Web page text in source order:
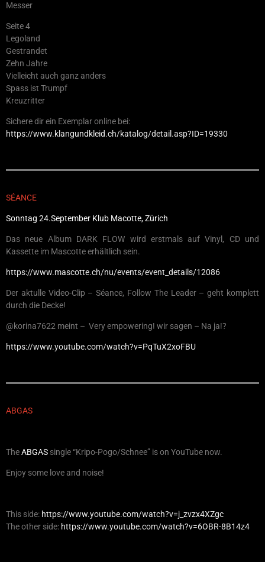
Messer
Seite 4
Legoland
Gestrandet
Zehn Jahre
Vielleicht auch ganz anders
Spass ist Trumpf
Kreuzritter
Sichere dir ein Exemplar online bei:
https://www.klangundkleid.ch/katalog/detail.asp?ID=19330
SÉANCE
Sonntag 24.September Klub Macotte, Zürich
Das neue Album DARK FLOW wird erstmals auf Vinyl, CD und
Kassette im Mascotte erhältlich sein.
https://www.mascotte.ch/nu/events/event_details/12086
Der aktulle Video-Clip – Séance, Follow The Leader – geht komplett
durch die Decke!
@korina7622 meint – Very empowering! wir sagen – Na ja!?
https://www.youtube.com/watch?v=PqTuX2xoFBU
ABGAS
TheABGAS single “Kripo-Pogo/Schnee” is on YouTube now.
Enjoy some love and noise!
This side: https://www.youtube.com/watch?v=j_zvzx4XZgc
The other side: https://www.youtube.com/watch?v=6OBR-8B14z4